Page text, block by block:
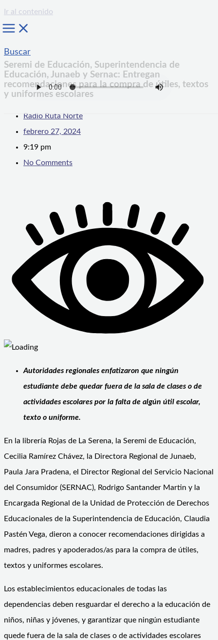
Ir al contenido
Buscar
Seremi de Educación, Superintendencia de
Educación, Junaeb y Sernac: Entregan
recomendaciones para la compra de útiles, textos
y uniformes escolares
Radio Ruta Norte
febrero 27, 2024
9:19 pm
No Comments
Autoridades regionales enfatizaron que ningún
estudiante debe quedar fuera de la sala de clases o de
actividades escolares por la falta de algún útil escolar,
texto o uniforme.
En la librería Rojas de La Serena, la Seremi de Educación,
Cecilia Ramírez Chávez, la Directora Regional de Junaeb,
Paula Jara Pradena, el Director Regional del Servicio Nacional
del Consumidor (SERNAC), Rodrigo Santander Martin y la
Encargada Regional de la Unidad de Protección de Derechos
Educacionales de la Superintendencia de Educación, Claudia
Pastén Vega, dieron a conocer recomendaciones dirigidas a
madres, padres y apoderados/as para la compra de útiles,
textos y uniformes escolares.
Los establecimientos educacionales de todas las
dependencias deben resguardar el derecho a la educación de
niños, niñas y jóvenes, y garantizar que ningún estudiante
quede fuera de la sala de clases o de actividades escolares